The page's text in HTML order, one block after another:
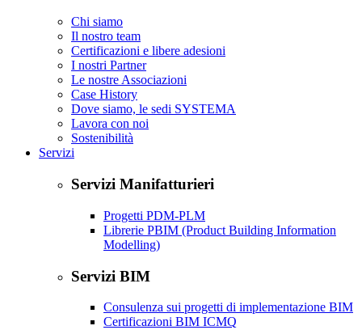
Chi siamo
Il nostro team
Certificazioni e libere adesioni
I nostri Partner
Le nostre Associazioni
Case History
Dove siamo, le sedi SYSTEMA
Lavora con noi
Sostenibilità
Servizi
Servizi Manifatturieri
Progetti PDM-PLM
Librerie PBIM (Product Building Information
Modelling)
Servizi BIM
Consulenza sui progetti di implementazione BIM
Certificazioni BIM ICMQ